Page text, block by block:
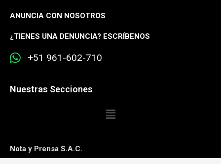
ANUNCIA CON NOSOTROS
¿TIENES UNA DENUNCIA? ESCRÍBENOS
+51 961-602-710
Nuestras Secciones
Nota y Prensa S.A.C.